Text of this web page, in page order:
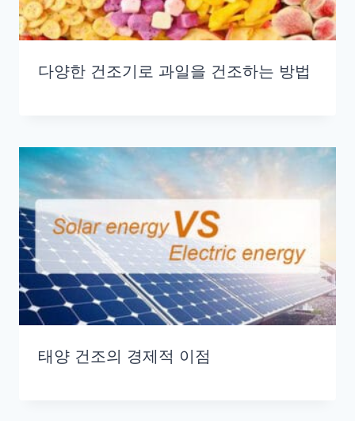
다양한 건조기로 과일을 건조하는 방법
태양 건조의 경제적 이점